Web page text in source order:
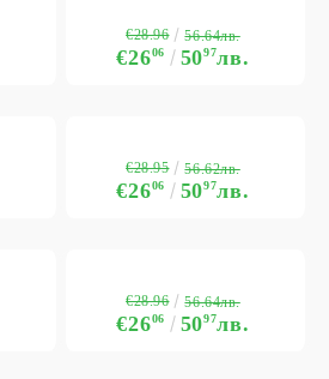
€2606 5097лв.
€28.96 56.64лв.
€2606 5097лв.
€28.95 56.62лв.
€2606 5097лв.
€28.96 56.64лв.